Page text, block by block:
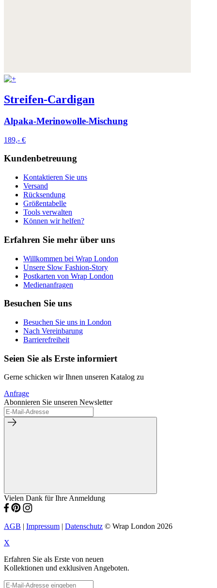
Streifen-Cardigan
Alpaka-Merinowolle-Mischung
189,- €
Kundenbetreuung
Kontaktieren Sie uns
Versand
Rücksendung
Größentabelle
Tools verwalten
Können wir helfen?
Erfahren Sie mehr über uns
Willkommen bei Wrap London
Unsere Slow Fashion-Story
Postkarten von Wrap London
Medienanfragen
Besuchen Sie uns
Besuchen Sie uns in London
Nach Vereinbarung
Barrierefreiheit
Seien Sie als Erste informiert
Gerne schicken wir Ihnen unseren Katalog zu
Anfrage
Abonnieren Sie unseren Newsletter
Vielen Dank für Ihre Anmeldung
AGB Impressum Datenschutz © Wrap London 2026
X
Erfahren Sie als Erste von neuen
Kollektionen und exklusiven Angeboten.